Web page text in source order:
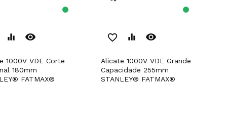
equalizer remove_red_eye
180mm
FATMAX®
favorite_border equalizer remove_red_eye
Alicate 1000V VDE Grande
Capacidade 255mm
STANLEY® FATMAX®